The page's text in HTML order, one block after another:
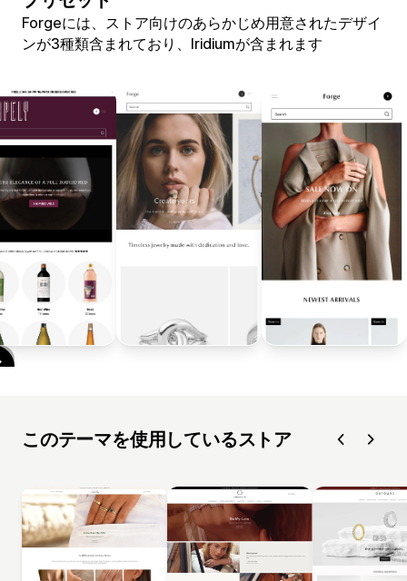
Forgeには、ストア向けのあらかじめ用意されたデザイ
ンが3種類含まれており、Iridiumが含まれます
このテーマを使用しているストア